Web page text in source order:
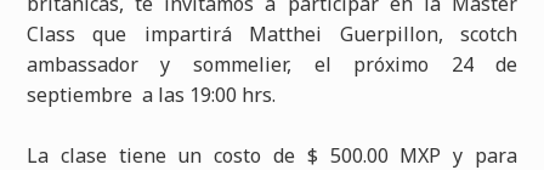
Class que impartirá Matthei Guerpillon, scotch
ambassador y sommelier, el próximo 24 de
septiembre a las 19:00 hrs.
La clase tiene un costo de $ 500.00 MXP y para